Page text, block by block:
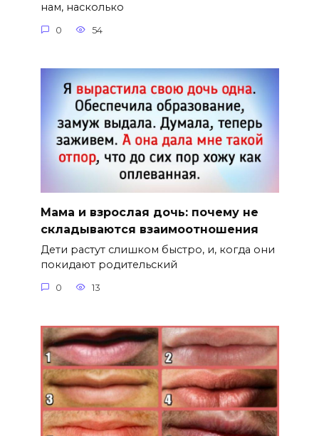
нам, насколько
0 54
Мама и взрослая дочь: почему не
складываются взаимоотношения
Дети растут слишком быстро, и, когда они
покидают родительский
0 13